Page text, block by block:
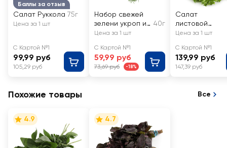
Баллы за отзыв
Салат Руккола 75г
Цена за 1 шт
С Картой №1
99,99 руб
105,29 руб
Набор свежей
зелени укроп и
петрушка
40г
Цена за 1 шт
С Картой №1
59,99 руб
73,69 руб -18%
Салат
листовой
Фриллис
Цена за 1 шт
С Картой №1
139,99 руб
147,39 руб
Похожие товары Все
4.9 4.7